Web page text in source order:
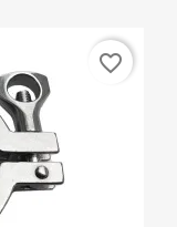
favorite_border